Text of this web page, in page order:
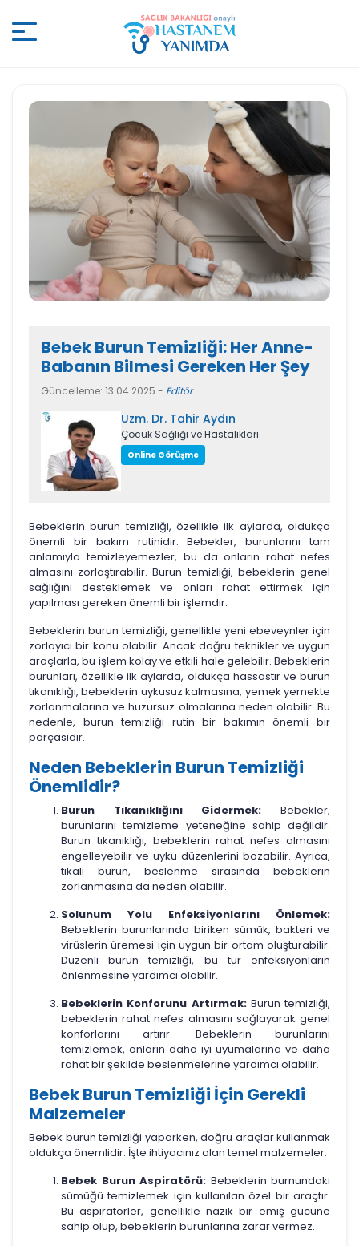
Bebek Burun Temizliği: Her Anne-
Babanın Bilmesi Gereken Her Şey
Güncelleme: 13.04.2025 - Editör
Uzm. Dr. Tahir Aydın
Çocuk Sağlığı ve Hastalıkları
Online Görüşme
Bebeklerin burun temizliği, özellikle ilk aylarda, oldukça
önemli bir bakım rutinidir. Bebekler, burunlarını tam
anlamıyla temizleyemezler, bu da onların rahat nefes
almasını zorlaştırabilir. Burun temizliği, bebeklerin genel
sağlığını desteklemek ve onları rahat ettirmek için
yapılması gereken önemli bir işlemdir.
Bebeklerin burun temizliği, genellikle yeni ebeveynler için
zorlayıcı bir konu olabilir. Ancak doğru teknikler ve uygun
araçlarla, bu işlem kolay ve etkili hale gelebilir. Bebeklerin
burunları, özellikle ilk aylarda, oldukça hassastır ve burun
tıkanıklığı, bebeklerin uykusuz kalmasına, yemek yemekte
zorlanmalarına ve huzursuz olmalarına neden olabilir. Bu
nedenle, burun temizliği rutin bir bakımın önemli bir
parçasıdır.
Neden Bebeklerin Burun Temizliği
Önemlidir?
Burun Tıkanıklığını Gidermek: Bebekler,
burunlarını temizleme yeteneğine sahip değildir.
Burun tıkanıklığı, bebeklerin rahat nefes almasını
engelleyebilir ve uyku düzenlerini bozabilir. Ayrıca,
tıkalı burun, beslenme sırasında bebeklerin
zorlanmasına da neden olabilir.
Solunum Yolu Enfeksiyonlarını Önlemek:
Bebeklerin burunlarında biriken sümük, bakteri ve
virüslerin üremesi için uygun bir ortam oluşturabilir.
Düzenli burun temizliği, bu tür enfeksiyonların
önlenmesine yardımcı olabilir.
Bebeklerin Konforunu Artırmak:Burun temizliği,
bebeklerin rahat nefes almasını sağlayarak genel
konforlarını artırır. Bebeklerin burunlarını
temizlemek, onların daha iyi uyumalarına ve daha
rahat bir şekilde beslenmelerine yardımcı olabilir.
Bebek Burun Temizliği İçin Gerekli
Malzemeler
Bebek burun temizliği yaparken, doğru araçlar kullanmak
oldukça önemlidir. İşte ihtiyacınız olan temel malzemeler:
Bebek Burun Aspiratörü: Bebeklerin burnundaki
sümüğü temizlemek için kullanılan özel bir araçtır.
Bu aspiratörler, genellikle nazik bir emiş gücüne
sahip olup, bebeklerin burunlarına zarar vermez.